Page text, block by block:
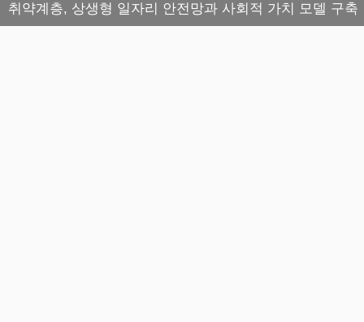
취약계층, 상생형 일자리 안전망과 사회적 가치 모델 구축